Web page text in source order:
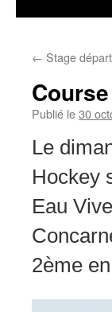
← Stage
Publié le30
Le
Hockey
Eau
2ème